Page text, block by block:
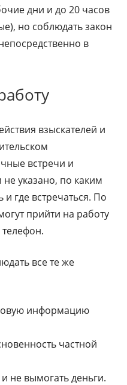
дни и до 20 часов
но соблюдать закон
в
взыскателей и
встречи и
указано, по каким
где встречаться. По
прийти на работу
все те же
информацию
частной
не вымогать деньги.